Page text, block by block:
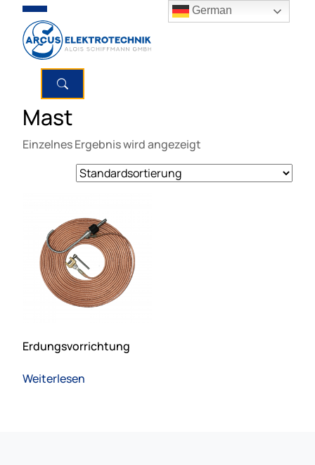
Mast
Einzelnes Ergebnis wird angezeigt
Erdungsvorrichtung
Weiterlesen
German